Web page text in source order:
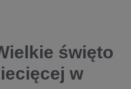
święto
w